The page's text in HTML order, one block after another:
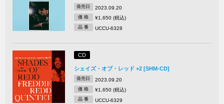
発売日 2023.09.20
価 格 ¥1,650 (税込)
品 番 UCCU-6328
CD
シェイズ・オブ・レッド +2 [SHM-CD]
発売日 2023.09.20
価 格 ¥1,650 (税込)
品 番 UCCU-6329